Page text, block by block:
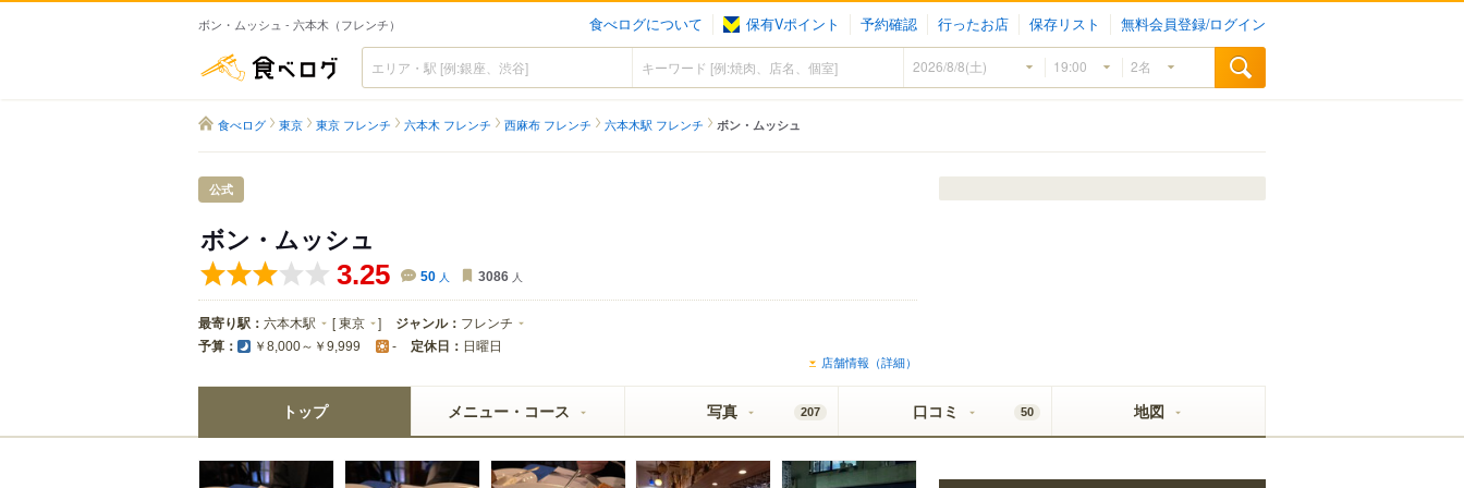
ボン・ムッシュ - 六本木（フレンチ） 食べログについて 保有Vポイント 予約確認 行ったお店 保存リスト 無料会員登録/ログイン
食べログ
食べログ 東京 東京 フレンチ 六本木 フレンチ 西麻布 フレンチ 六本木駅 フレンチ ボン・ムッシュ
公式
ボン・ムッシュ
3.25 50 人 3086 人
最寄り駅： 六本木駅 [東京 ] ジャンル： フレンチ
予算： ￥8,000～￥9,999 - 定休日： 日曜日
店舗情報（詳細）
トップ メニュー・コース 写真 207 口コミ 50 地図